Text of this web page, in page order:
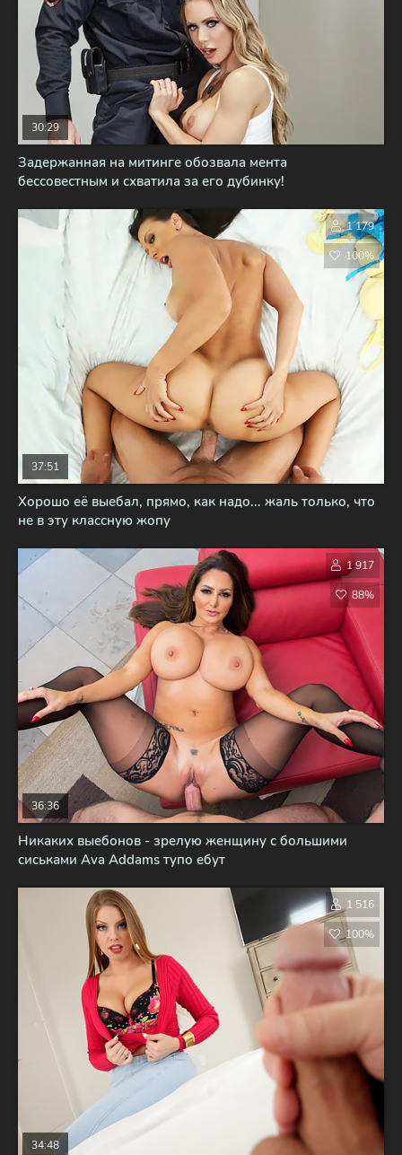
Задержанная на митинге обозвала мента
бессовестным и схватила за его дубинку!
30:29
Хорошо её выебал, прямо, как надо... жаль только, что
не в эту классную жопу
37:51
1 179
100%
Никаких выебонов - зрелую женщину с большими
сиськами Ava Addams тупо ебут
36:36
1 917
88%
34:48
1 516
100%